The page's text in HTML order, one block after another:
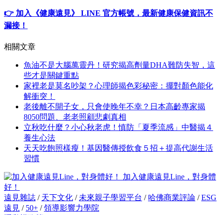
👉 加入《健康遠見》 LINE 官方帳號，最新健康保健資訊不
漏接！
相關文章
魚油不是大腦萬靈丹！研究揭高劑量DHA難防失智，這
些才是關鍵重點
家裡老是莫名吵架？心理師揭色彩秘密：擺對顏色能化
解衝突！
老後離不開子女，只會使晚年不幸？日本高齡專家揭
8050問題、老老照顧悲劇真相
立秋吃什麼？小心秋老虎！慎防「夏季流感」中醫揭４
養生心法
天天吃飽照樣瘦！基因醫傳授飲食５招＋提高代謝生活
習慣
加入健康遠見Line，對身體
好！
遠見雜誌 / 天下文化 / 未來親子學習平台 / 哈佛商業評論 /ESG
遠見 / 50+ /領導影響力學院